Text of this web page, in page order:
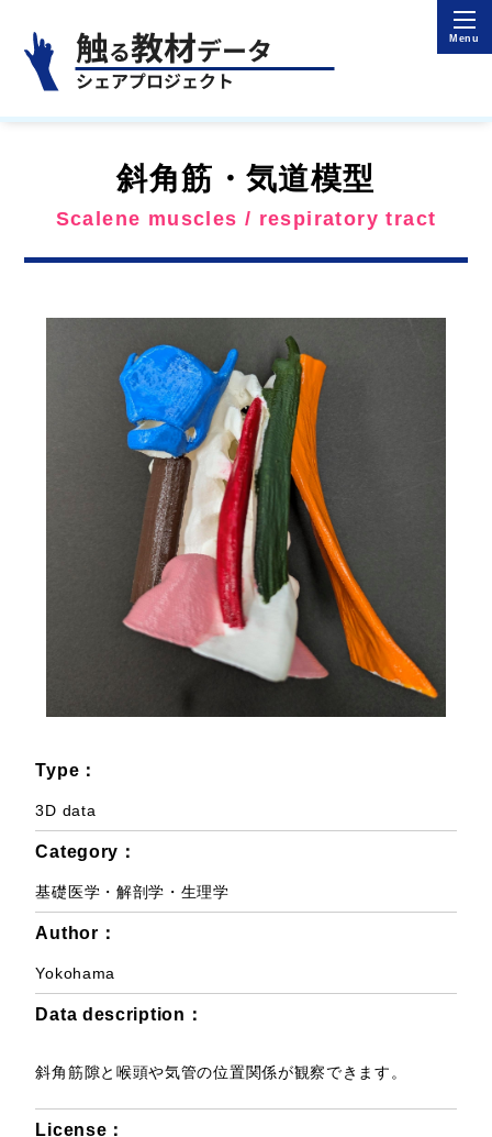
斜角筋・気道模型
Scalene muscles / respiratory tract
Type：
3D data
Category：
基礎医学・解剖学・生理学
Author：
Yokohama
Data description：
斜角筋隙と喉頭や気管の位置関係が観察できます。
License：